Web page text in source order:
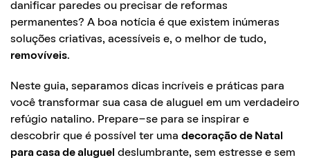
danificar paredes ou precisar de reformas
permanentes? A boa notícia é que existem inúmeras
soluções criativas, acessíveis e, o melhor de tudo,
removíveis.
Neste guia, separamos dicas incríveis e práticas para
você transformar sua casa de aluguel em um verdadeiro
refúgio natalino. Prepare-se para se inspirar e
descobrir que é possível ter uma decoração de Natal
para casa de aluguel deslumbrante, sem estresse e sem